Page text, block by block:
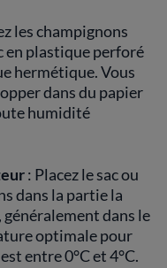
les champignons
en plastique perforé
hermétique. Vous
dans du papier
humidité
: Placez le sac ou
dans la partie la
dans le
optimale pour
entre 0°C et 4°C.